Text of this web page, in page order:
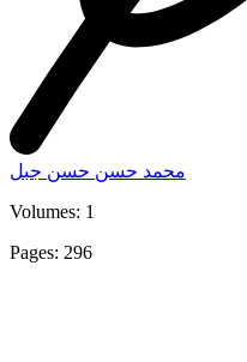
محمد حسن حسن جبل
Volumes: 1
Pages: 296